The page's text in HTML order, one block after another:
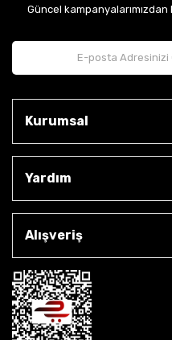
Güncel
Kurumsal
Yardım
Alışveriş